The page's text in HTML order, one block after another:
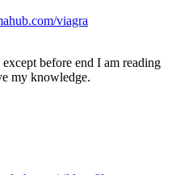
viagra
before end I am reading
my knowledge.